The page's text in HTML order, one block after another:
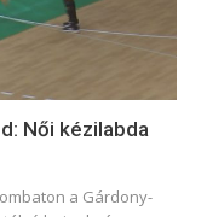
Női kézilabda
a Gárdony-